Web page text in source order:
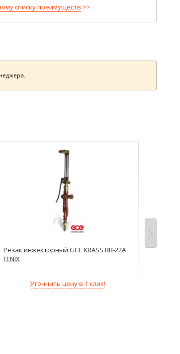
списку преимуществ
Резак инжекторный GCE KRASS RB-22A
FENIX
Уточнить цену в 1 клик!
Резак